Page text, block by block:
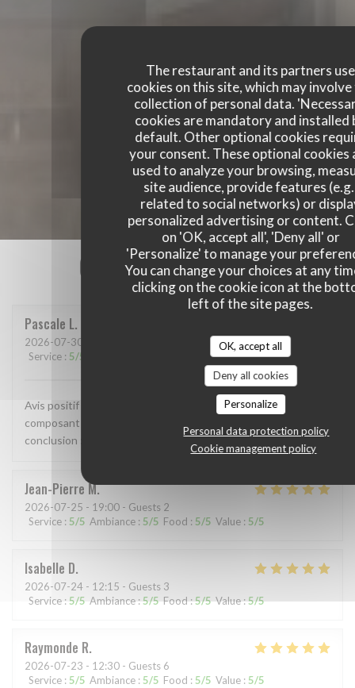
The restaurant and its partners use
cookies on this site, which may
collection of personal data.
cookies are mandatory and installed
default. Other optional cookies
your consent. These optional cookies
used to analyze your browsing,
site audience, provide features
related to social networks) or
personalized advertising or content.
on 'OK, accept all', 'Deny all' or
'Personalize' to manage your
You can change your choices at any
clicking on the cookie icon at the
left of the site pages.
OK, accept all
Deny all cookies
Personalize
Personal data protection policy
Cookie management policy
Our customer ratings
Pascale L
2026-07-30
Service : 5/5 /5 Value:5/5
Avis positif en tout point. Accueil, qualité des mets
composant le repas, cuisson nickel, le service impeccable , en
conclusion : je reviendrai encore plus souvent, 👏👍
Jean-Pierre M
2026-07-25 - 19:00 - Guests 2
Service : 5/5 Ambiance : 5/5 Food : 5/5 Value : 5/5
Isabelle D
2026-07-24 - 12:15 - Guests 3
Service :5/5 Ambiance:5/5 Food:5/5 Value:5/5
Raymonde R
2026-07-23 - 12:30 - Guests 6
Service : 5/5 Ambiance : 5/5 Food : 5/5 Value : 5/5